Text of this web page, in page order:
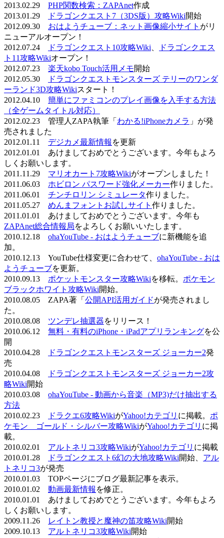
2013.02.29 PHP関数検索：ZAPAnet作成
2013.01.29
ドラゴンクエスト7（3DS版）攻略Wiki開始
2012.09.30 おはようチューブ：ネット画像縮小サイト がリ
ニューアルオープン！
2012.07.24
ドラゴンクエスト10攻略Wiki
ドラゴンクエス
ト11攻略Wikiオープン！
2012.07.23 楽天kobo Touch活用メモ開始
2012.05.30
ドラゴンクエストモンスターズ テリーのワンダ
ーランド3D攻略Wikiスタート！
2012.04.10 簡単にファミコンのプレイ画像を入手する方法
（全ゲームタイトル対応）
2012.02.23 管理人ZAPA執筆「 わかる!iPhoneカメラ 」が発
売されました
2012.01.11 デジカメ最新情報 を更新
2012.01.01 あけましておめでとうございます。今年もよろ
しくお願いします。
2011.11.29 マリオカート7攻略Wikiがオープンしました！
2011.06.03 ホビロン パスワード強化メーカー作りました。
2011.06.01 チンチロリン シミュレータ作りました。
2011.05.27 めんまフォントお試しサイト 作りました。
2011.01.01 あけましておめでとうございます。今年も
ZAPAnet総合情報局をよろしくお願いいたします。
2010.12.18 ohaYouTube - おはようチューブに新機能を追
加。
2010.12.13 YouTube仕様変更に合わせて、 ohaYouTube - おは
ようチューブを更新。
2010.09.13 ポケットモンスター攻略Wikiを移転。 ポケモン
ブラックホワイト攻略Wiki開始。
2010.08.05 ZAPA著「 公開API活用ガイドが発売されまし
た。
2010.08.08 ツンデレ抽選器をリリース！
2010.06.12 無料・有料のiPhone・iPadアプリランキングを公
開
2010.04.28
ドラゴンクエストモンスターズ ジョーカー2発
売
2010.04.08
ドラゴンクエストモンスターズ ジョーカー2攻
略Wiki開始
2010.03.08 ohaYouTube - 動画から音楽（MP3)だけ抽出する
方法
2010.02.23
ドラクエ6攻略WikiがYahoo!カテゴリ に掲載。 ポ
ケモン ゴールド・シルバー攻略WikiがYahoo!カテゴリ に掲
載。
2010.02.01 アルトネリコ3攻略WikiがYahoo!カテゴリ に掲載
2010.01.28
ドラゴンクエスト6幻の大地攻略Wiki開始、 アル
トネリコ3が発売
2010.01.03 TOPページにブログ最新記事を表示。
2010.01.02 動画最新情報 を修正。
2010.01.01 あけましておめでとうございます。今年もよろ
しくお願いします。
2009.11.26
レイトン教授と魔神の笛攻略Wiki開始
2009.10.13 アルトネリコ3攻略Wiki開始